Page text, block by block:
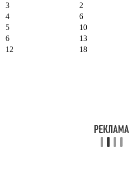
3
2
4
6
5
10
6
13
12
18